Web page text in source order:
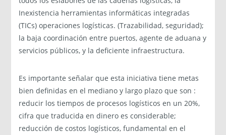
Inexistencia herramientas informáticas integradas
(TICs) operaciones logísticas. (Trazabilidad, seguridad);
la baja coordinación entre puertos, agente de aduana y
servicios públicos, y la deficiente infraestructura.
Es importante señalar que esta iniciativa tiene metas
bien definidas en el mediano y largo plazo que son :
reducir los tiempos de procesos logísticos en un 20%,
cifra que traducida en dinero es considerable;
reducción de costos logísticos, fundamental en el